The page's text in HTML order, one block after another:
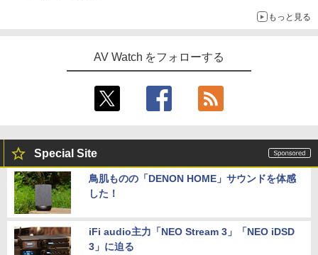
もっと見る
AV Watch をフォローする
Special Site
鳥肌ものの「DENON HOME」サウンドを体感
した！
iFi audio主力「NEO Stream 3」「NEO iDSD
3」に迫る